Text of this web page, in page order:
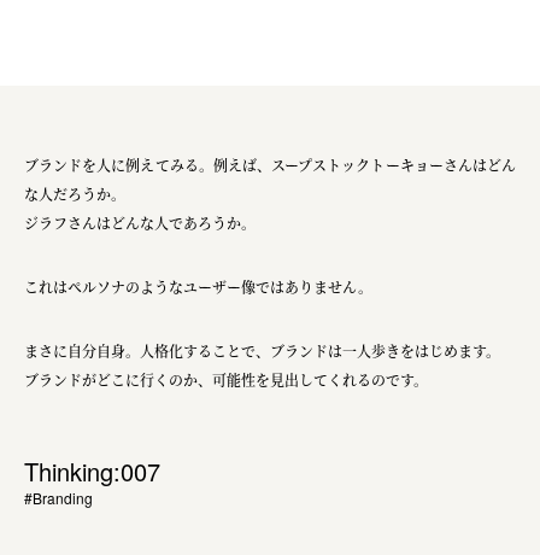
ブランドを人に例えてみる。例えば、スープストックトーキョーさんはどん
な人だろうか。
ジラフさんはどんな人であろうか。
これはペルソナのようなユーザー像ではありません。
まさに自分自身。人格化することで、ブランドは一人歩きをはじめます。
ブランドがどこに行くのか、可能性を見出してくれるのです。
Thinking:007
#Branding